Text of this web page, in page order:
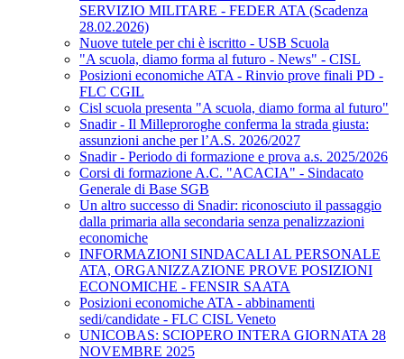
SERVIZIO MILITARE - FEDER ATA (Scadenza
28.02.2026)
Nuove tutele per chi è iscritto - USB Scuola
"A scuola, diamo forma al futuro - News" - CISL
Posizioni economiche ATA - Rinvio prove finali PD -
FLC CGIL
Cisl scuola presenta "A scuola, diamo forma al futuro"
Snadir - Il Milleproroghe conferma la strada giusta:
assunzioni anche per l’A.S. 2026/2027
Snadir - Periodo di formazione e prova a.s. 2025/2026
Corsi di formazione A.C. "ACACIA" - Sindacato
Generale di Base SGB
Un altro successo di Snadir: riconosciuto il passaggio
dalla primaria alla secondaria senza penalizzazioni
economiche
INFORMAZIONI SINDACALI AL PERSONALE
ATA, ORGANIZZAZIONE PROVE POSIZIONI
ECONOMICHE - FENSIR SAATA
Posizioni economiche ATA - abbinamenti
sedi/candidate - FLC CISL Veneto
UNICOBAS: SCIOPERO INTERA GIORNATA 28
NOVEMBRE 2025